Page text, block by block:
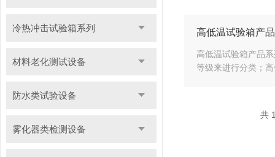
冷热冲击试验箱系列
材料老化测试设备
防水类试验设备
雾化器类检测设备
高低温试验箱产
高低温试验箱产品
等级来进行分类；
共